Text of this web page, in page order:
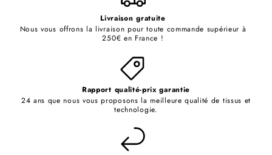
Livraison gratuite
Nous vous offrons la livraison pour toute commande supérieur à
250€ en France !
Rapport qualité-prix garantie
24 ans que nous vous proposons la meilleure qualité de tissus et
technologie.